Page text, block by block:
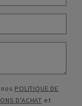
POLITIQUE DE
D'ACHAT et